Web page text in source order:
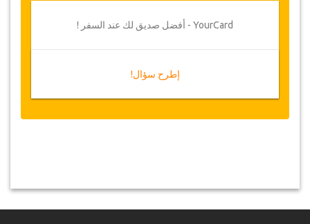
YourCard - أفضل صديق لك عند السفر !
إطرح سؤال!